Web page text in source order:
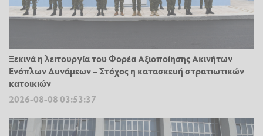
Ξεκινά η λειτουργία του Φορέα Αξιοποίησης Ακινήτων
Ενόπλων Δυνάμεων – Στόχος η κατασκευή στρατιωτικών
κατοικιών
2026-08-08 03:53:37